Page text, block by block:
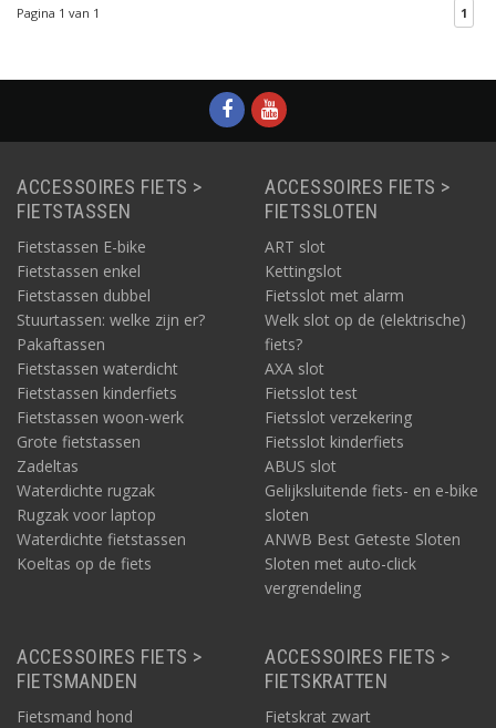
hebben twee standen:
constant en knipperlicht.
Pagina 1 van 1 1
ACCESSOIRES FIETS >
FIETSTASSEN
Fietstassen E-bike
Fietstassen enkel
Fietstassen dubbel
Stuurtassen: welke zijn er?
Pakaftassen
Fietstassen waterdicht
Fietstassen kinderfiets
Fietstassen woon-werk
Grote fietstassen
Zadeltas
Waterdichte rugzak
Rugzak voor laptop
Waterdichte fietstassen
Koeltas op de fiets
ACCESSOIRES FIETS >
FIETSSLOTEN
ART slot
Kettingslot
Fietsslot met alarm
Welk slot op de (elektrische)
fiets?
AXA slot
Fietsslot test
Fietsslot verzekering
Fietsslot kinderfiets
ABUS slot
Gelijksluitende fiets- en e-bike
sloten
ANWB Best Geteste Sloten
Sloten met auto-click
vergrendeling
ACCESSOIRES FIETS >
FIETSMANDEN
Fietsmand hond
ACCESSOIRES FIETS >
FIETSKRATTEN
Fietskrat zwart